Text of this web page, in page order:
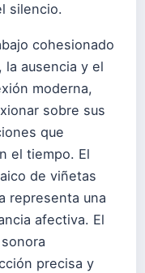
silencio.
cohesionado
ausencia y el
moderna,
sobre sus
que
el tiempo. El
de viñetas
representa una
afectiva. El
precisa y